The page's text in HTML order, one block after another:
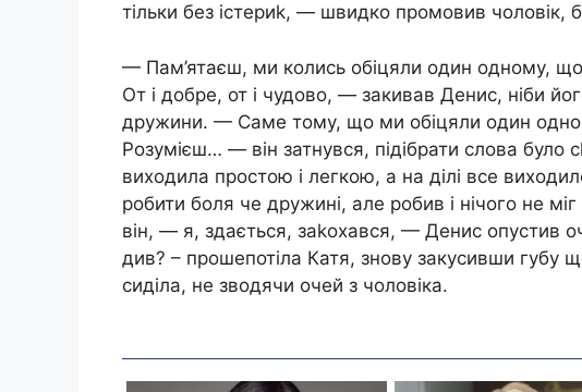
тільки без істериk, — швидко промовив чоловік,
— Пам’ятаєш, ми колись обіцяли один одному,
От і добре, от і чудово, — закивав Денис, ніби
дружини. — Саме тому, що ми обіцяли один
Розумієш… — він затнувся, підібрати слова
виходила простою і легкою, а на ділі все
робити боля че дружині, але робив і нічого не
він, — я, здається, заkохався, — Денис опустив
див? – прошепотіла Катя, знову закусивши губу
сиділа, не зводячи очей з чоловіка.